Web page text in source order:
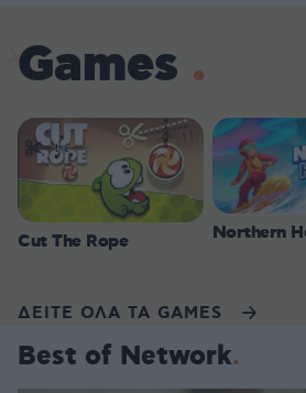
Games
Cut The Rope Northern
ΔΕΙΤΕ ΟΛΑ ΤΑ GAMES
Best of Network